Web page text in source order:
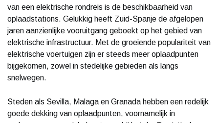
van een elektrische rondreis is de beschikbaarheid van
oplaadstations. Gelukkig heeft Zuid-Spanje de afgelopen
jaren aanzienlijke vooruitgang geboekt op het gebied van
elektrische infrastructuur. Met de groeiende populariteit van
elektrische voertuigen zijn er steeds meer oplaadpunten
bijgekomen, zowel in stedelijke gebieden als langs
snelwegen.
Steden als Sevilla, Malaga en Granada hebben een redelijk
goede dekking van oplaadpunten, voornamelijk in